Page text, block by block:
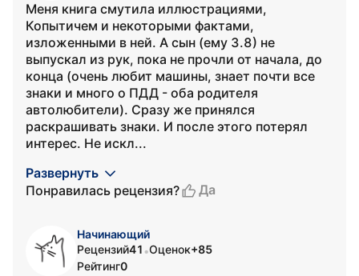
Меня книга смутила иллюстрациями,
Копытичем и некоторыми фактами,
изложенными в ней. А сын (ему 3.8) не
выпускал из рук, пока не прочли от начала, до
конца (очень любит машины, знает почти все
знаки и много о ПДД - оба родителя
автолюбители). Сразу же принялся
раскрашивать знаки. И после этого потерял
интерес. Не искл...
Развернуть
Понравилась рецензия?
Да
Начинающий
Рецензий41 •Оценок+85
Рейтинг0